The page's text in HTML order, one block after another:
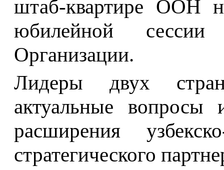
штаб-квартире ООН
юбилейной сессии
Организации.
Лидеры двух стран
актуальные вопросы
расширения
стратегического